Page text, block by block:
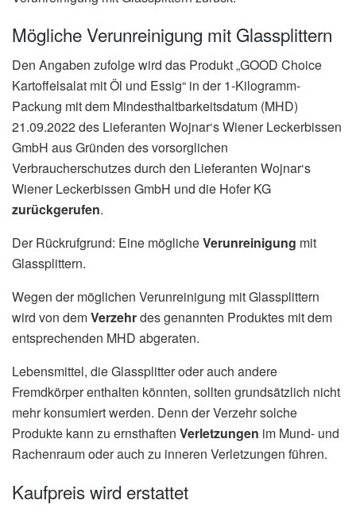
Mögliche Verunreinigung mit Glassplittern
Den Angaben zufolge wird das Produkt „GOOD Choice
Kartoffelsalat mit Öl und Essig“ in der 1-Kilogramm-
Packung mit dem Mindesthaltbarkeitsdatum (MHD)
21.09.2022 des Lieferanten Wojnar‘s Wiener Leckerbissen
GmbH aus Gründen des vorsorglichen
Verbraucherschutzes durch den Lieferanten Wojnar‘s
Wiener Leckerbissen GmbH und die Hofer KG
zurückgerufen.
Der Rückrufgrund: Eine möglicheVerunreinigung mit
Glassplittern.
Wegen der möglichen Verunreinigung mit Glassplittern
wird von demVerzehrdes genannten Produktes mit dem
entsprechenden MHD abgeraten.
Lebensmittel, die Glassplitter oder auch andere
Fremdkörper enthalten könnten, sollten grundsätzlich nicht
mehr konsumiert werden. Denn der Verzehr solche
Produkte kann zu ernsthaften Verletzungen im Mund- und
Rachenraum oder auch zu inneren Verletzungen führen.
Kaufpreis wird erstattet